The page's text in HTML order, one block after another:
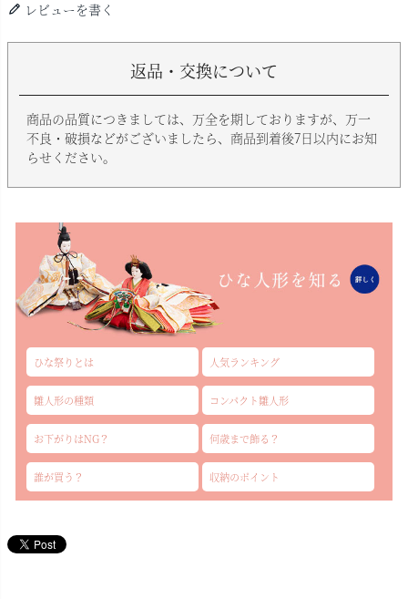
レビューを書く
返品・交換について
商品の品質につきましては、万全を期しておりますが、万一
不良・破損などがございましたら、商品到着後7日以内にお知
らせください。
ひな祭りとは 人気ランキング
雛人形の種類 コンパクト雛人形
お下がりはNG？ 何歳まで飾る？
誰が買う？ 収納のポイント